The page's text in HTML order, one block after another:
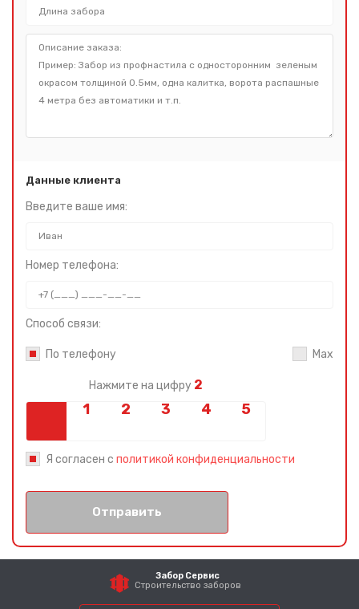
Данные клиента
Введите ваше имя:
Номер телефона:
Способ связи:
По телефону Max
Нажмите на цифру 2
Я согласен с политикой конфиденциальности
Отправить
Забор Сервис
Строительство заборов